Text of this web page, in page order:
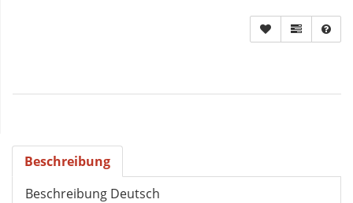
Beschreibung
Beschreibung Deutsch